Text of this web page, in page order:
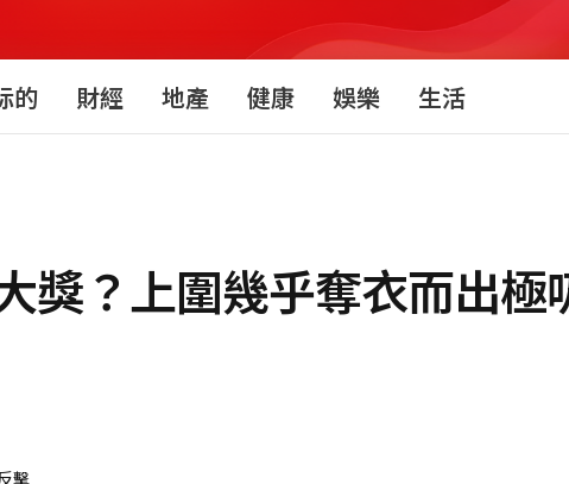
的 財經 地產 健康 娛樂 生活
獎？上圍幾乎奪衣而出極